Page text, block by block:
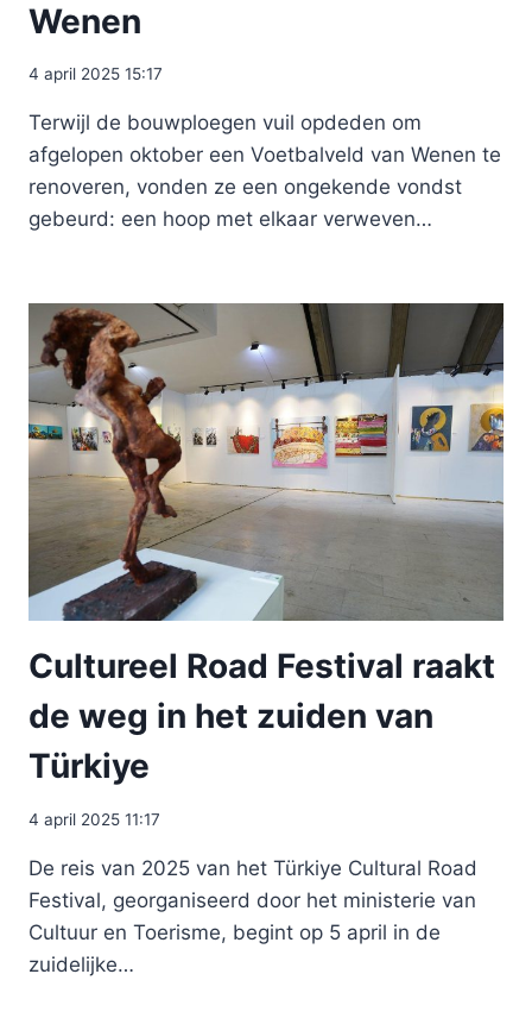
Wenen
4 april 2025 15:17
Terwijl de bouwploegen vuil opdeden om
afgelopen oktober een Voetbalveld van Wenen te
renoveren, vonden ze een ongekende vondst
gebeurd: een hoop met elkaar verweven…
Cultureel Road Festival raakt
de weg in het zuiden van
Türkiye
4 april 2025 11:17
De reis van 2025 van het Türkiye Cultural Road
Festival, georganiseerd door het ministerie van
Cultuur en Toerisme, begint op 5 april in de
zuidelijke…